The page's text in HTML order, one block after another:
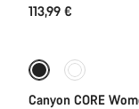
113,99 €
Canyon CORE